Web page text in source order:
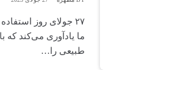
۲۷ جولای روز
ما یادآوری می‌کند که
طبیعی را…